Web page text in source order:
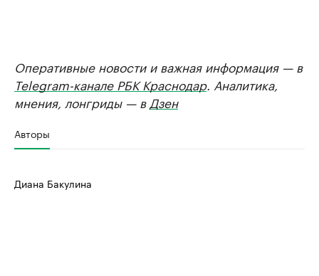
Оперативные новости и важная информация — в
Telegram-канале РБК Краснодар. Аналитика,
мнения, лонгриды — в Дзен
Авторы
Диана Бакулина